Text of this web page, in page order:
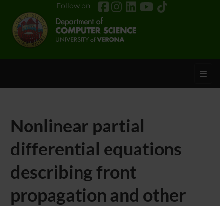
Follow on
Nonlinear partial
differential equations
describing front
propagation and other